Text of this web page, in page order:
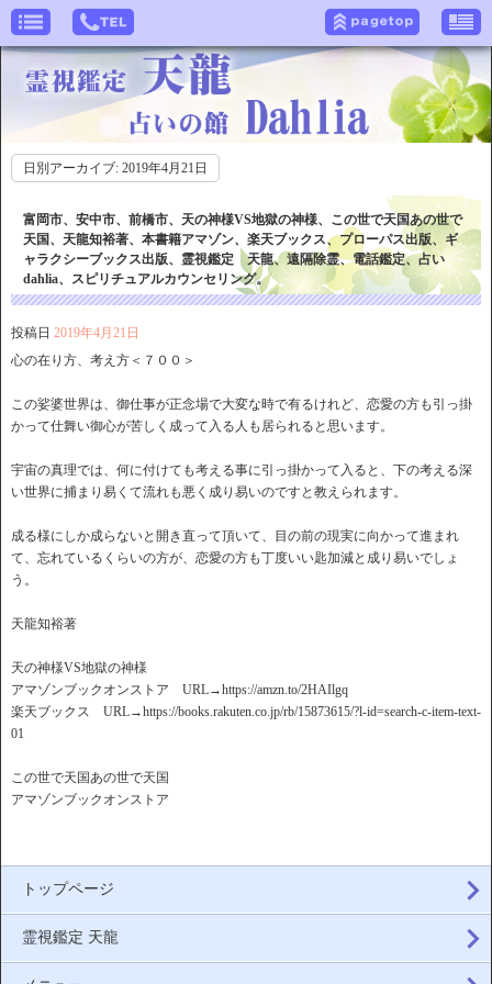
日別アーカイブ: 2019年4月21日
富岡市、安中市、前橋市、天の神様VS地獄の神様、この世で天国あの世で
天国、天龍知裕著、本書籍アマゾン、楽天ブックス、プローパス出版、ギ
ャラクシーブックス出版、霊視鑑定 天龍、遠隔除霊、電話鑑定、占い
dahlia、スピリチュアルカウンセリング。
投稿日 2019年4月21日
心の在り方、考え方＜７００＞
この娑婆世界は、御仕事が正念場で大変な時で有るけれど、恋愛の方も引っ掛
かって仕舞い御心が苦しく成って入る人も居られると思います。
宇宙の真理では、何に付けても考える事に引っ掛かって入ると、下の考える深
い世界に捕まり易くて流れも悪く成り易いのですと教えられます。
成る様にしか成らないと開き直って頂いて、目の前の現実に向かって進まれ
て、忘れているくらいの方が、恋愛の方も丁度いい匙加減と成り易いでしょ
う。
天龍知裕著
天の神様VS地獄の神様
アマゾンブックオンストア URL→https://amzn.to/2HAIlgq
楽天ブックス URL→https://books.rakuten.co.jp/rb/15873615/?l-id=search-c-item-text-
01
この世で天国あの世で天国
アマゾンブックオンストア
トップページ
霊視鑑定 天龍